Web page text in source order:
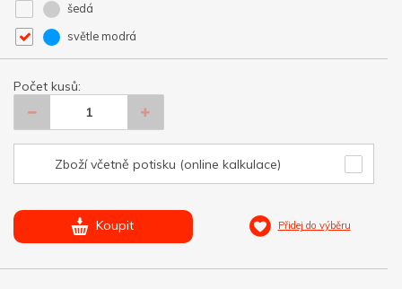
šedá
světle modrá
Počet kusů:
Zboží včetně potisku (online kalkulace)
Koupit Přidej do výběru